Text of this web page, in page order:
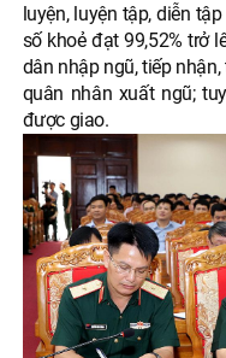
luyện, luyện tập, diễn
số khoẻ đạt 99,52% trở
dân nhập ngũ, tiếp
quân nhân xuất ngũ;
được giao.